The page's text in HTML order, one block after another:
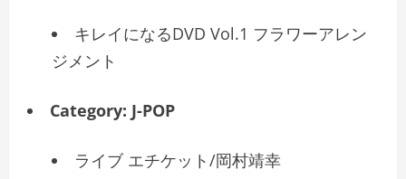
キレイになるDVD Vol.1 フラワーアレン
ジメント
Category: J-POP
ライブ エチケット/岡村靖幸